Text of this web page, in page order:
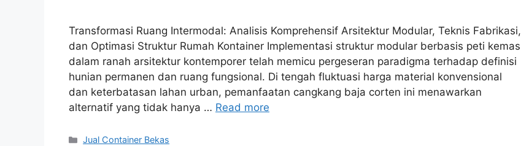
Transformasi Ruang Intermodal: Analisis Komprehensif Arsitektur Modular, Teknis Fabrikasi,
dan Optimasi Struktur Rumah Kontainer Implementasi struktur modular berbasis peti kemas
dalam ranah arsitektur kontemporer telah memicu pergeseran paradigma terhadap definisi
hunian permanen dan ruang fungsional. Di tengah fluktuasi harga material konvensional
dan keterbatasan lahan urban, pemanfaatan cangkang baja corten ini menawarkan
alternatif yang tidak hanya … Read more
Categories
Jual Container Bekas